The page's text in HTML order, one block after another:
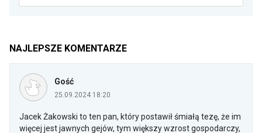
NAJLEPSZE KOMENTARZE
Gość
25.09.2024 18:20
Jacek Żakowski to ten pan, który postawił śmiałą tezę, że im
więcej jest jawnych gejów, tym większy wzrost gospodarczy,